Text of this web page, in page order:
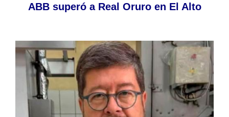
ABB superó a Real Oruro en El Alto